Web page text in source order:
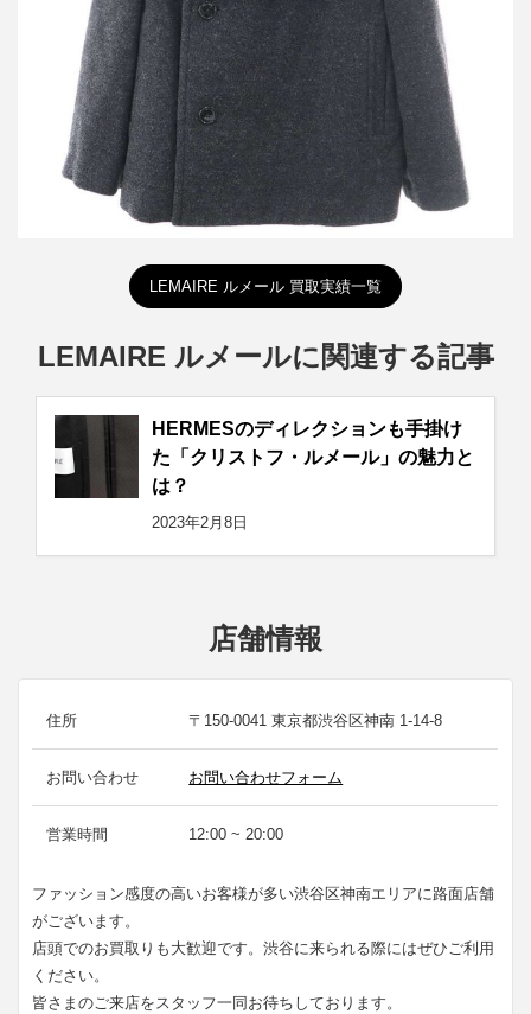
詳しく見る
LEMAIRE ルメール 買取実績一覧
LEMAIRE ルメールに関連する記事
HERMESのディレクションも手掛け
た「クリストフ・ルメール」の魅力と
は？
2023年2月8日
店舗情報
住所 〒150-0041 東京都渋谷区神南 1-14-8
お問い合わせ お問い合わせフォーム
営業時間 12:00 ~ 20:00
ファッション感度の高いお客様が多い渋谷区神南エリアに路面店舗
がございます。
店頭でのお買取りも大歓迎です。渋谷に来られる際にはぜひご利用
ください。
皆さまのご来店をスタッフ一同お待ちしております。